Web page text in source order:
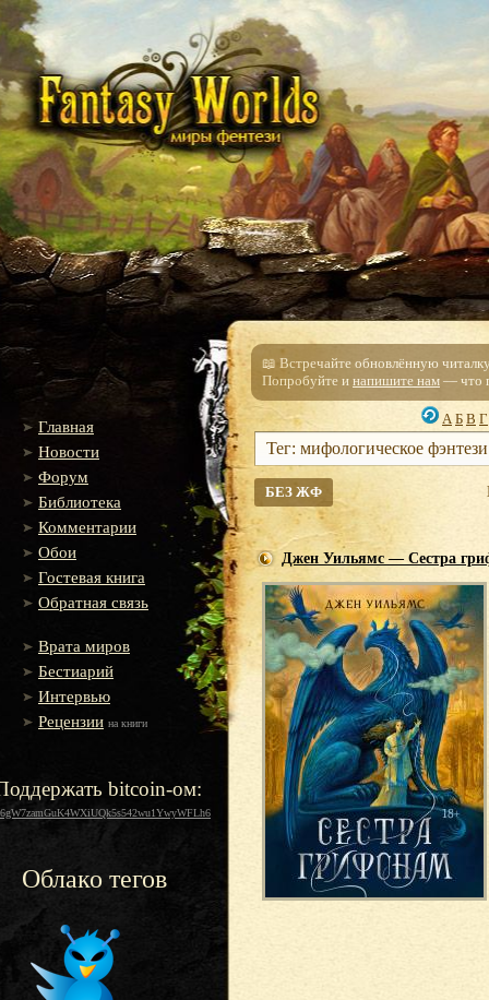
Главная
Новости
Форум
Библиотека
Комментарии
Обои
Гостевая книга
Обратная связь
Врата миров
Бестиарий
Интервью
Рецензии на книги
bitcoin-ом:
Облако тегов
📖 Встречайте обновлённую
Попробуйте и напишите нам — что
А Б В Г
Тег: мифологическое фэнтези
БЕЗ ЖФ
Джен Уильямс — Сестра